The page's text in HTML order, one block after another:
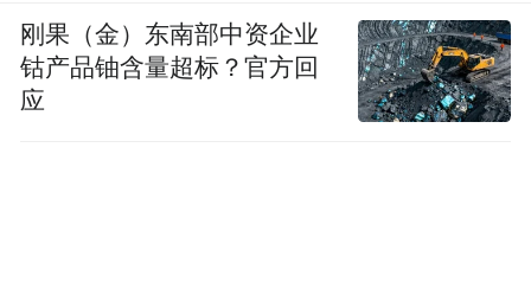
刚果（金）东南部中资企业
钴产品铀含量超标？官方回
应